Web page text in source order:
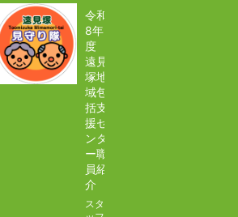
令和
8年
度
遠見
塚地
域包
括支
援セ
ンタ
ー職
員紹
介
スタ